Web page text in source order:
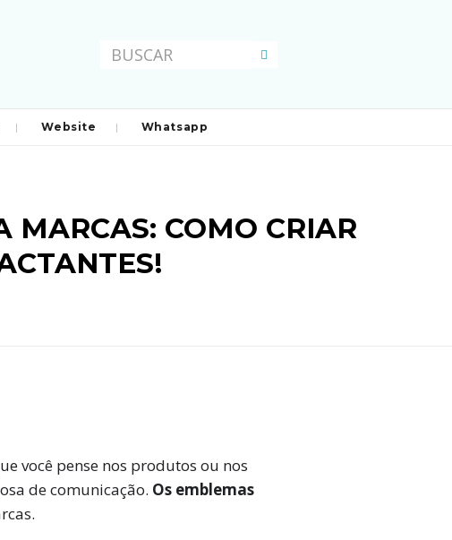
Website Whatsapp
MARCAS: COMO CRIAR
você pense nos produtos ou nos
de comunicação. Os emblemas